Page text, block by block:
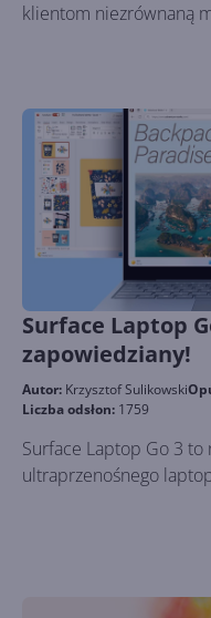
klientom niezrównaną
Surface Laptop
zapowiedziany!
Autor: Krzysztof Sulikowski
Liczba odsłon: 1759
Surface Laptop Go 3 to
ultraprzenośnego